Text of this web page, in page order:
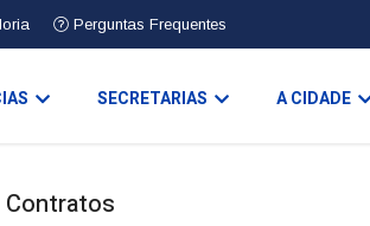
Perguntas Frequentes
SECRETARIAS A CIDADE
Contratos